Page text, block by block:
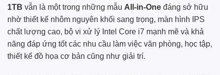
1TB vẫn là một trong những mẫu All-in-One đáng sở hữu
nhờ thiết kế nhôm nguyên khối sang trọng, màn hình IPS
chất lượng cao, bộ vi xử lý Intel Core i7 mạnh mẽ và khả
năng đáp ứng tốt các nhu cầu làm việc văn phòng, học tập,
thiết kế đồ họa cơ bản cũng như giải trí.